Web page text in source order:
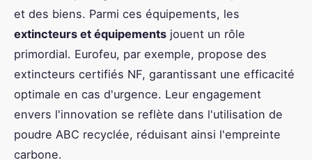
et des biens. Parmi ces équipements, les
extincteurs et équipements jouent un rôle
primordial. Eurofeu, par exemple, propose des
extincteurs certifiés NF, garantissant une efficacité
optimale en cas d'urgence. Leur engagement
envers l'innovation se reflète dans l'utilisation de
poudre ABC recyclée, réduisant ainsi l'empreinte
carbone.